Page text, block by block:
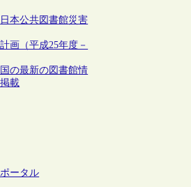
日本公共図書館災害
画（平成25年度－
の最新の図書館情
載
ータル